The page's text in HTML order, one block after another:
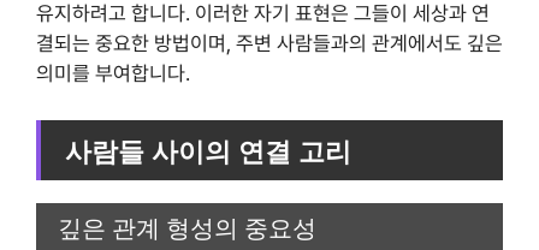
유지하려고 합니다. 이러한 자기 표현은 그들이 세상과 연
결되는 중요한 방법이며, 주변 사람들과의 관계에서도 깊은
의미를 부여합니다.
사람들 사이의 연결 고리
깊은 관계 형성의 중요성